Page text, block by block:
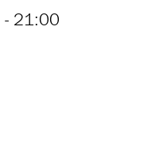
- 21:00